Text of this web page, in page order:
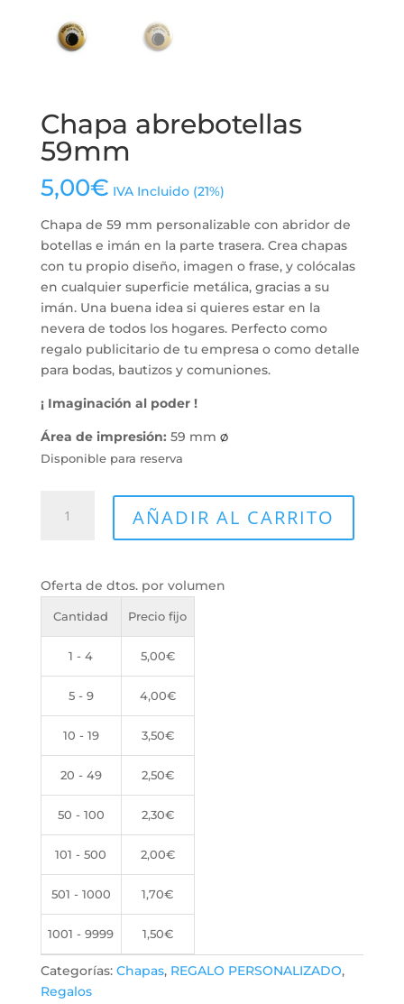
Chapa abrebotellas
59mm
5,00€ IVA Incluido (21%)
Chapa de 59 mm personalizable con abridor de
botellas e imán en la parte trasera. Crea chapas
con tu propio diseño, imagen o frase, y colócalas
en cualquier superficie metálica, gracias a su
imán. Una buena idea si quieres estar en la
nevera de todos los hogares. Perfecto como
regalo publicitario de tu empresa o como detalle
para bodas, bautizos y comuniones.
¡ Imaginación al poder !
Área de impresión: 59 mm Ø
Disponible para reserva
abrebotellas
AÑADIR AL CARRITO
Oferta de dtos. por volumen
Cantidad Precio fijo
1 - 4 5,00€
5 - 9 4,00€
10 - 19 3,50€
20 - 49 2,50€
50 - 100 2,30€
101 - 500 2,00€
501 - 1000 1,70€
1001 - 9999 1,50€
Categorías: Chapas, REGALO PERSONALIZADO,
Regalos